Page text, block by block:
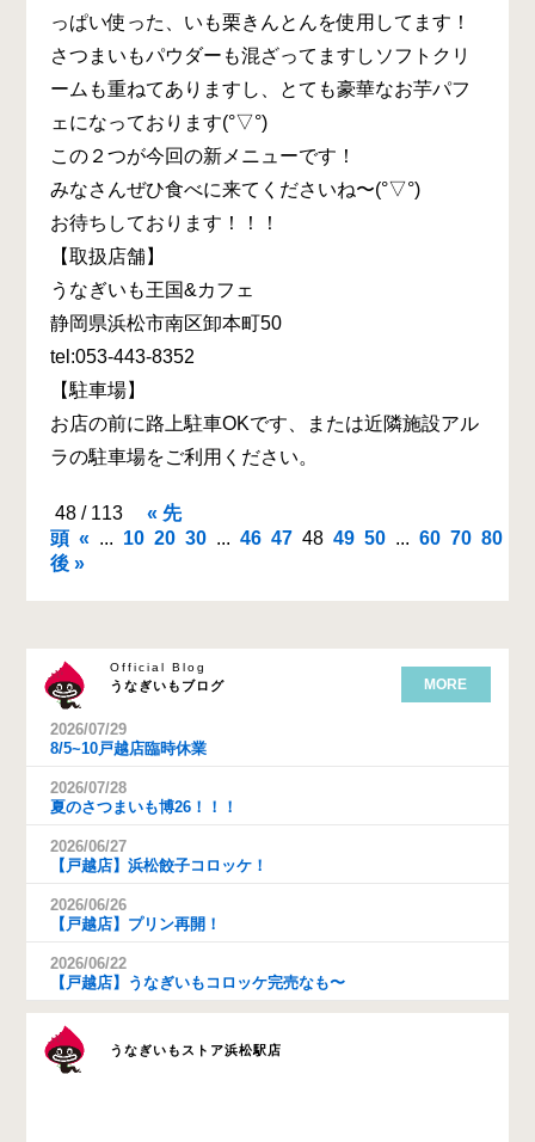
っぱい使った、いも栗きんとんを使用してます！
さつまいもパウダーも混ざってますしソフトクリ
ームも重ねてありますし、とても豪華なお芋パフ
ェになっております(°▽°)
この２つが今回の新メニューです！
みなさんぜひ食べに来てくださいね〜(°▽°)
お待ちしております！！！
【取扱店舗】
うなぎいも王国&カフェ
静岡県浜松市南区卸本町50
tel:053-443-8352
【駐車場】
お店の前に路上駐車OKです、または近隣施設アル
ラの駐車場をご利用ください。
48 / 113
« 先
頭 « ... 10 20 30 ... 46 47 48 49 50 ... 60 70 80
後 »
うなぎいもブログ
Official Blog
MORE
2026/07/29
8/5~10戸越店臨時休業
2026/07/28
夏のさつまいも博26！！！
2026/06/27
【戸越店】浜松餃子コロッケ！
2026/06/26
【戸越店】プリン再開！
2026/06/22
【戸越店】うなぎいもコロッケ完売なも〜
うなぎいもストア浜松駅店